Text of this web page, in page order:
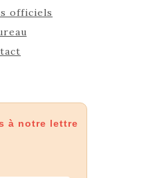
officiels
à notre lettre